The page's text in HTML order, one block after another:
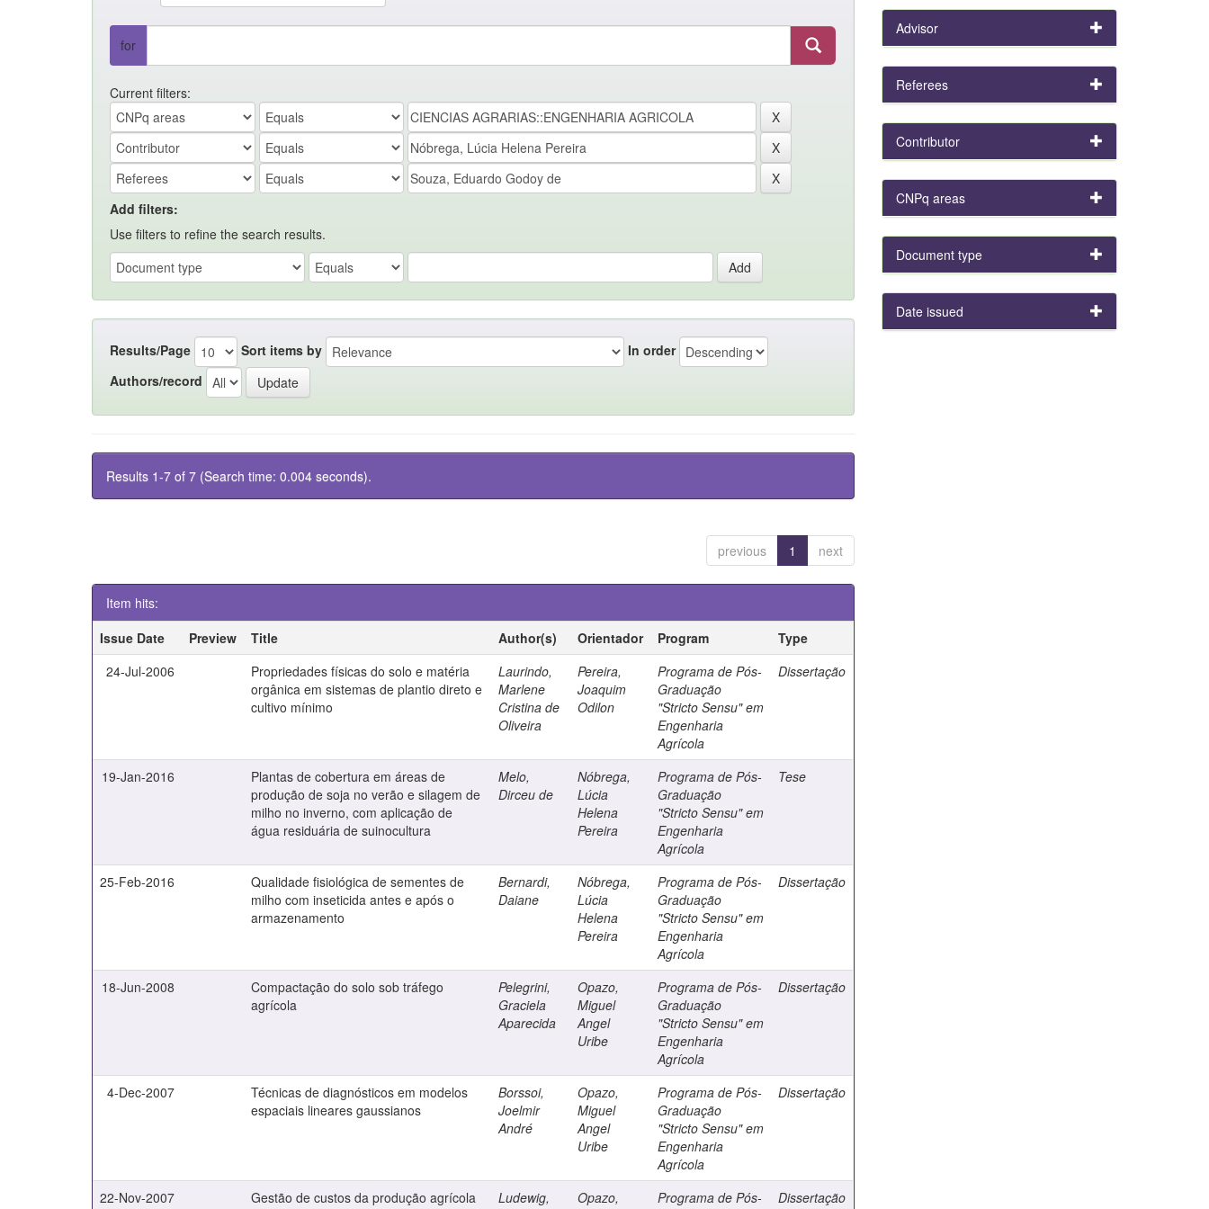
for
Current filters:
Add filters:
Use filters to refine the search results.
Results/Page Sort items by
In order
Authors/record
Results 1-7 of 7 (Search time: 0.004 seconds).
previous 1 next
Item hits:
Issue Date
Preview Title Author(s) Orientador Program
Type
24-Jul-2006
Propriedades físicas do solo e matéria
orgânica em sistemas de plantio direto e
cultivo mínimo
Laurindo,
Marlene
Cristina de
Oliveira
Pereira,
Joaquim
Odilon
Programa de Pós-
Graduação
"Stricto Sensu" em
Engenharia
Agrícola
Dissertação
19-Jan-2016
Plantas de cobertura em áreas de
produção de soja no verão e silagem de
milho no inverno, com aplicação de
água residuária de suinocultura
Melo,
Dirceu de
Nóbrega,
Lúcia
Helena
Pereira
Programa de Pós-
Graduação
"Stricto Sensu" em
Engenharia
Agrícola
Tese
25-Feb-2016
Qualidade fisiológica de sementes de
milho com inseticida antes e após o
armazenamento
Bernardi,
Daiane
Nóbrega,
Lúcia
Helena
Pereira
Programa de Pós-
Graduação
"Stricto Sensu" em
Engenharia
Agrícola
Dissertação
18-Jun-2008
Compactação do solo sob tráfego
agrícola
Pelegrini,
Graciela
Aparecida
Opazo,
Miguel
Angel
Uribe
Programa de Pós-
Graduação
"Stricto Sensu" em
Engenharia
Agrícola
Dissertação
4-Dec-2007
Técnicas de diagnósticos em modelos
espaciais lineares gaussianos
Borssoi,
Joelmir
André
Opazo,
Miguel
Angel
Uribe
Programa de Pós-
Graduação
"Stricto Sensu" em
Engenharia
Agrícola
Dissertação
22-Nov-2007
Gestão de custos da produção agrícola
Ludewig,
Opazo,
Programa de Pós-
Dissertação
Advisor
Referees
Contributor
CNPq areas
Document type
Date issued